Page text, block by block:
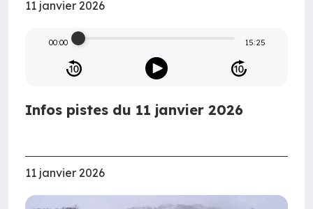
11 janvier 2026
00:00 15:25
Infos pistes du 11 janvier 2026
11 janvier 2026